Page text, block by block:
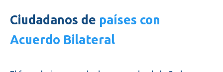
Ciudadanos de países con
Acuerdo Bilateral